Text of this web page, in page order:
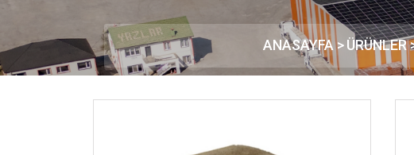
ANASAYFA > ÜRÜNLER